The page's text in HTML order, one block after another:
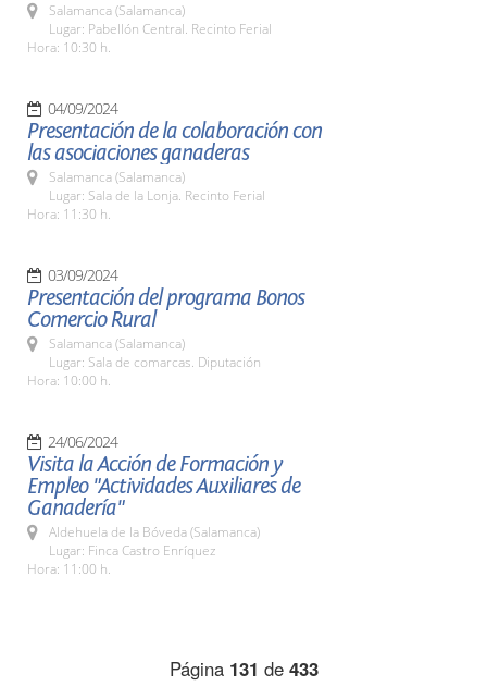
Salamanca (Salamanca)
Lugar: Pabellón Central. Recinto Ferial
Hora: 10:30 h.
04/09/2024
Presentación de la colaboración con
las asociaciones ganaderas
Salamanca (Salamanca)
Lugar: Sala de la Lonja. Recinto Ferial
Hora: 11:30 h.
03/09/2024
Presentación del programa Bonos
Comercio Rural
Salamanca (Salamanca)
Lugar: Sala de comarcas. Diputación
Hora: 10:00 h.
24/06/2024
Visita la Acción de Formación y
Empleo "Actividades Auxiliares de
Ganadería"
Aldehuela de la Bóveda (Salamanca)
Lugar: Finca Castro Enríquez
Hora: 11:00 h.
Página 131 de 433